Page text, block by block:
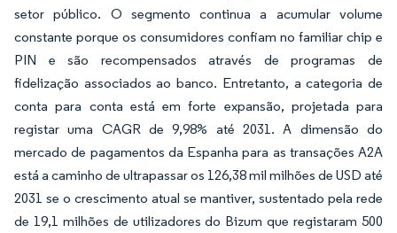
setor público. O segmento continua a acumular volume
constante porque os consumidores confiam no familiar chip e
PIN e são recompensados através de programas de
fidelização associados ao banco. Entretanto, a categoria de
conta para conta está em forte expansão, projetada para
registar uma CAGR de 9,98% até 2031. A dimensão do
mercado de pagamentos da Espanha para as transações A2A
está a caminho de ultrapassar os 126,38 mil milhões de USD até
2031 se o crescimento atual se mantiver, sustentado pela rede
de 19,1 milhões de utilizadores do Bizum que registaram 500